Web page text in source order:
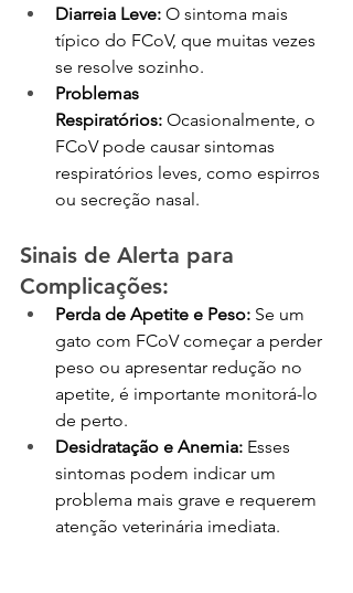
Diarreia Leve: O sintoma mais
típico do FCoV, que muitas vezes
se resolve sozinho.
Problemas
Respiratórios: Ocasionalmente, o
FCoV pode causar sintomas
respiratórios leves, como espirros
ou secreção nasal.
Sinais de Alerta para
Complicações:
Perda de Apetite e Peso: Se um
gato com FCoV começar a perder
peso ou apresentar redução no
apetite, é importante monitorá-lo
de perto.
Desidratação e Anemia: Esses
sintomas podem indicar um
problema mais grave e requerem
atenção veterinária imediata.